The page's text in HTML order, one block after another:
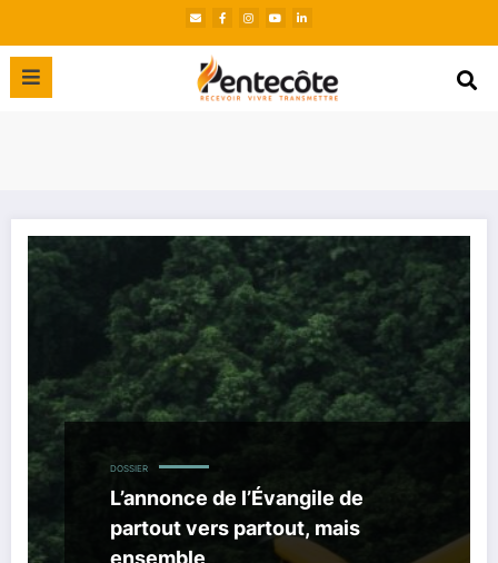
DOSSIER
L’annonce de l’Évangile de
partout vers partout, mais